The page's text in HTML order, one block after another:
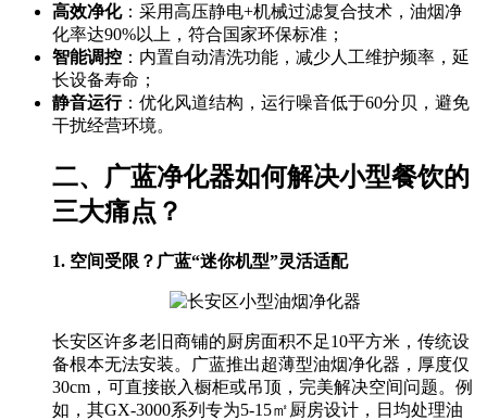
高效净化：采用高压静电+机械过滤复合技术，油烟净
化率达90%以上，符合国家环保标准；
智能调控 ：内置自动清洗功能，减少人工维护频率，延
长设备寿命；
静音运行：优化风道结构，运行噪音低于60分贝，避免
干扰经营环境。
二、广蓝净化器如何解决小型餐饮的
三大痛点？
1. 空间受限？广蓝“迷你机型”灵活适配
长安区许多老旧商铺的厨房面积不足10平方米，传统设
备根本无法安装。广蓝推出超薄型油烟净化器，厚度仅
30cm，可直接嵌入橱柜或吊顶，完美解决空间问题。例
如，其GX-3000系列专为5-15㎡厨房设计，日均处理油